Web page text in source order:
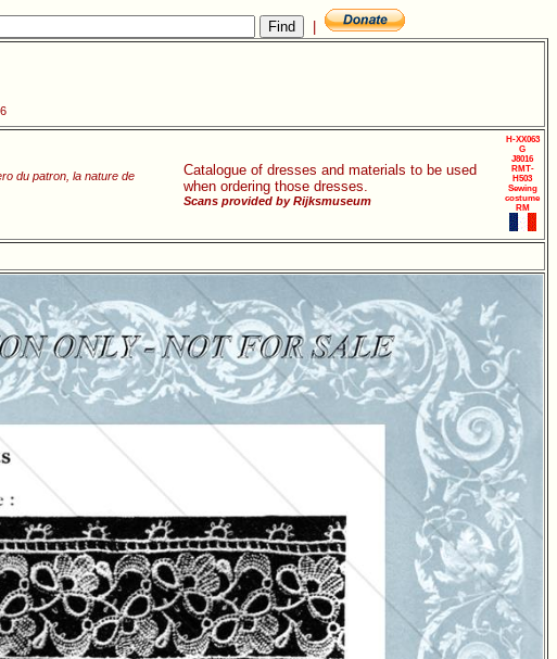
du patron, la nature de
Catalogue of dresses and materials to be used
when ordering those dresses.
Scans provided by Rijksmuseum
H-XX063
G
J8016
RMT-
H503
Sewing
costume
RM